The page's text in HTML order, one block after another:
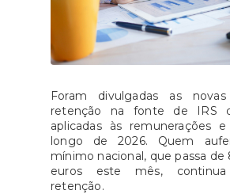
Foram divulgadas as
retenção na fonte de IRS
aplicadas às remunerações
longo de 2026. Quem
mínimo nacional, que passa de
euros este mês,
retenção.